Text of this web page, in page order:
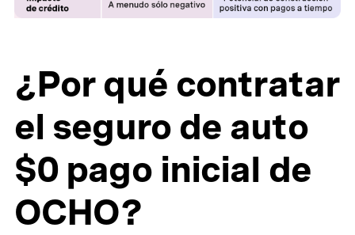
¿Por qué contratar
el seguro de auto
$0 pago inicial de
OCHO?